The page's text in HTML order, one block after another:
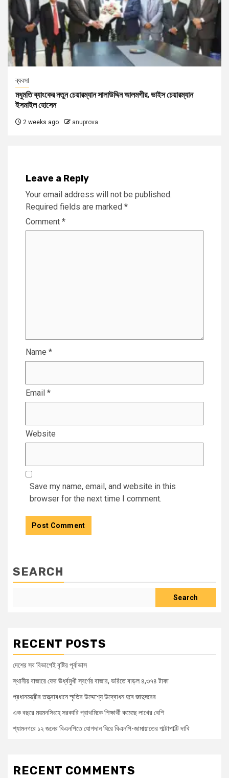
ব্যবসা
মধুমতি ব্যাংকের নতুন চেয়ারম্যান সালাউদ্দিন আলমগীর, ভাইস চেয়ারম্যান
ইসমাইল হোসেন
2 weeks ago anuprova
Leave a Reply
Your email address will not be published.
Required fields are marked *
Comment *
Name *
Email *
Website
Save my name, email, and website in this
browser for the next time I comment.
SEARCH
Search
RECENT POSTS
দেশের সব বিভাগেই বৃষ্টির পূর্বাভাস
স্থানীয় বাজারে ফের ঊর্ধ্বমুখী স্বর্ণের বাজার, ভরিতে বাড়ল ৪,৩৭৪ টাকা
প্রধানমন্ত্রীর তত্ত্বাবধানে স্মৃতির উদ্দেশ্যে উদ্বোধন হবে জাদুঘরের
এক বছরে ময়মনসিংহে সরকারি প্রাথমিকে শিক্ষার্থী কমেছে লাখের বেশি
শ্যামনগরে ১২ জনের বিএনপিতে যোগদান ঘিরে বিএনপি-জামায়াতের পাল্টাপাল্টি দাবি
RECENT COMMENTS